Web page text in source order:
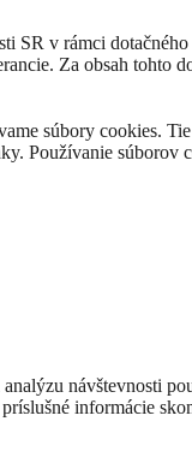
SR v rámci
Za obsah tohto
súbory cookies.
Používanie
návštevnosti
informácie